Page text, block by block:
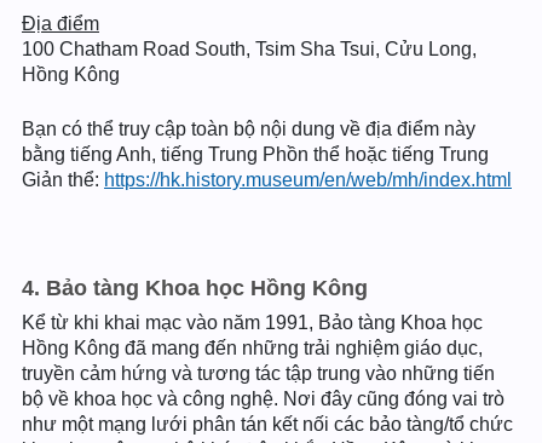
Địa điểm
100 Chatham Road South, Tsim Sha Tsui, Cửu Long,
Hồng Kông
Bạn có thể truy cập toàn bộ nội dung về địa điểm này
bằng tiếng Anh, tiếng Trung Phồn thể hoặc tiếng Trung
Giản thể: https://hk.history.museum/en/web/mh/index.html
4. Bảo tàng Khoa học Hồng Kông
Kể từ khi khai mạc vào năm 1991, Bảo tàng Khoa học
Hồng Kông đã mang đến những trải nghiệm giáo dục,
truyền cảm hứng và tương tác tập trung vào những tiến
bộ về khoa học và công nghệ. Nơi đây cũng đóng vai trò
như một mạng lưới phân tán kết nối các bảo tàng/tổ chức